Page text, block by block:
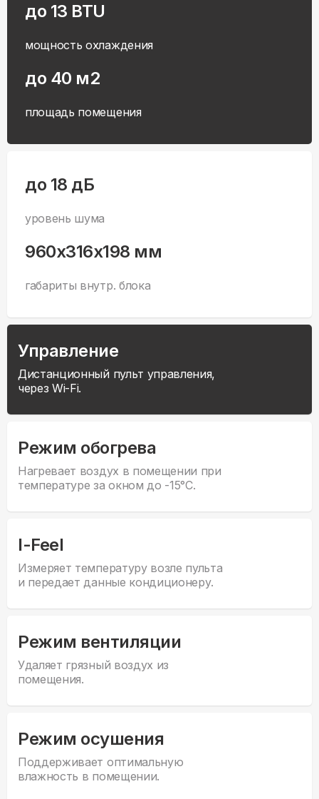
до 13 BTU
мощность охлаждения
до 40 м2
площадь помещения
до 18 дБ
уровень шума
960x316x198 мм
габариты внутр. блока
Управление
Дистанционный пульт управления,
через Wi-Fi.
Режим обогрева
Нагревает воздух в помещении при
температуре за окном до -15°С.
I-Feel
Измеряет температуру возле пульта
и передает данные кондиционеру.
Режим вентиляции
Удаляет грязный воздух из
помещения.
Режим осушения
Поддерживает оптимальную
влажность в помещении.